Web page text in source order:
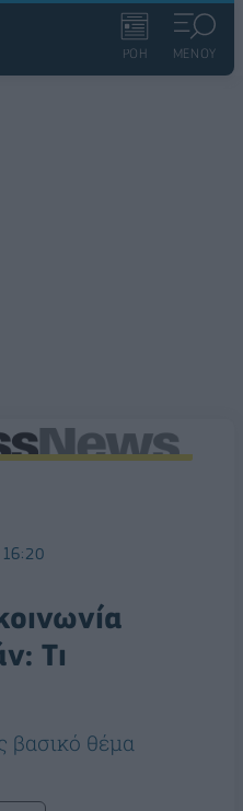
ΡΟΗ ΜΕΝΟΥ
16:20
Tι
βασικό θέμα